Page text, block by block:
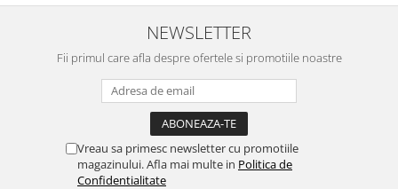
NEWSLETTER
Fii primul care afla despre ofertele si promotiile noastre
Vreau sa primesc newsletter cu promotiile
magazinului. Afla mai multe in Politica de
Confidentialitate